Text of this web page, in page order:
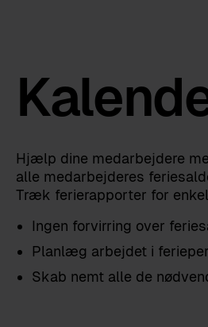
Hjælp dine medarbejdere
alle medarbejderes
Træk ferierapporter for
Ingen forvirring over
Planlæg arbejdet i
Skab nemt alle de